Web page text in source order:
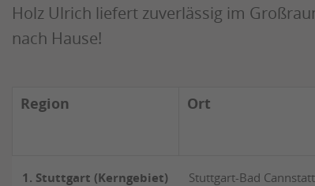
Holz Ulrich liefert zuverlässig im
nach Hause!
Region Ort
1. Stuttgart (Kerngebiet) Stuttgart-Bad Cannstatt